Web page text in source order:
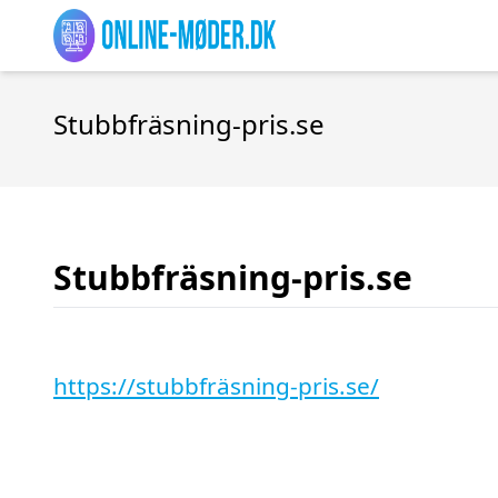
Stubbfräsning-pris.se
Stubbfräsning-pris.se
https://stubbfräsning-pris.se/